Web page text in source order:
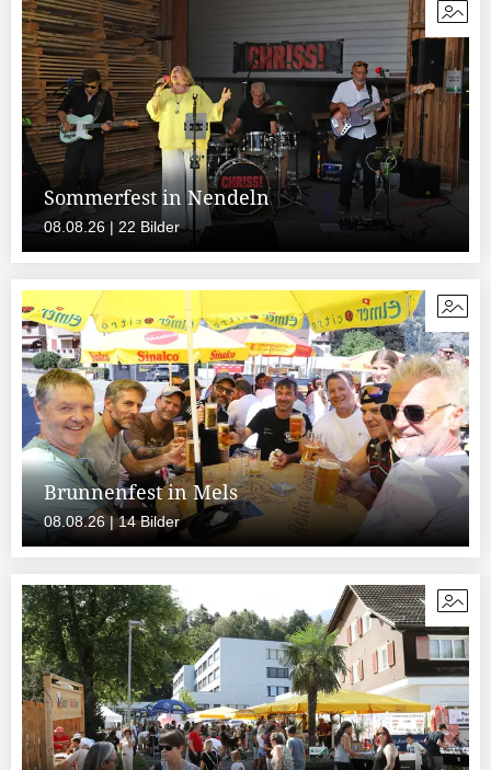
Sommerfest in Nendeln
08.08.26 | 22 Bilder
Brunnenfest in Mels
08.08.26 | 14 Bilder